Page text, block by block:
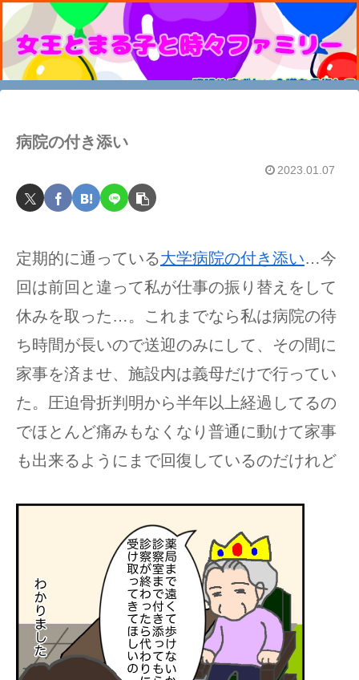
病院の付き添い
2023.01.07
定期的に通っている大学病院の付き添い…今
回は前回と違って私が仕事の振り替えをして
休みを取った…。これまでなら私は病院の待
ち時間が長いので送迎のみにして、その間に
家事を済ませ、施設内は義母だけで行ってい
た。圧迫骨折判明から半年以上経過してるの
でほとんど痛みもなくなり普通に動けて家事
も出来るようにまで回復しているのだけれど